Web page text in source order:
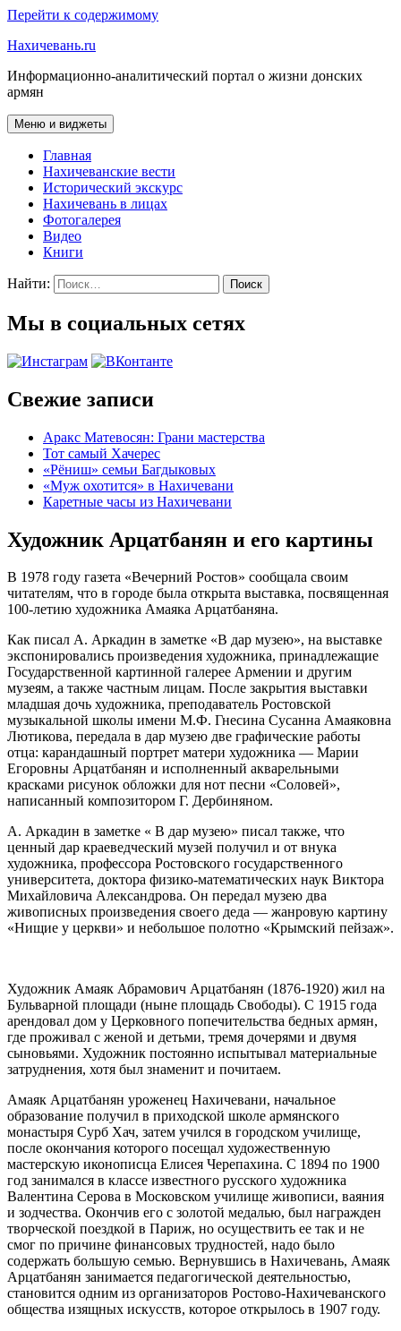
Перейти к содержимому
Нахичевань.ru
Информационно-аналитический портал о жизни донских
армян
Меню и виджеты
Главная
Нахичеванские вести
Исторический экскурс
Нахичевань в лицах
Фотогалерея
Видео
Книги
Найти:
Мы в социальных сетях
Свежие записи
Аракс Матевосян: Грани мастерства
Тот самый Хачерес
«Рёниш» семьи Багдыковых
«Муж охотится» в Нахичевани
Каретные часы из Нахичевани
Художник Арцатбанян и его картины
В 1978 году газета «Вечерний Ростов» сообщала своим
читателям, что в городе была открыта выставка, посвященная
100-летию художника Амаяка Арцатбаняна.
Как писал А. Аркадин в заметке «В дар музею», на выставке
экспонировались произведения художника, принадлежащие
Государственной картинной галерее Армении и другим
музеям, а также частным лицам. После закрытия выставки
младшая дочь художника, преподаватель Ростовской
музыкальной школы имени М.Ф. Гнесина Сусанна Амаяковна
Лютикова, передала в дар музею две графические работы
отца: карандашный портрет матери художника — Марии
Егоровны Арцатбанян и исполненный акварельными
красками рисунок обложки для нот песни «Соловей»,
написанный композитором Г. Дербиняном.
А. Аркадин в заметке « В дар музею» писал также, что
ценный дар краеведческий музей получил и от внука
художника, профессора Ростовского государственного
университета, доктора физико-математических наук Виктора
Михайловича Александрова. Он передал музею два
живописных произведения своего деда — жанровую картину
«Нищие у церкви» и небольшое полотно «Крымский пейзаж».
Художник Амаяк Абрамович Арцатбанян (1876-1920) жил на
Бульварной площади (ныне площадь Свободы). С 1915 года
арендовал дом у Церковного попечительства бедных армян,
где проживал с женой и детьми, тремя дочерями и двумя
сыновьями. Художник постоянно испытывал материальные
затруднения, хотя был знаменит и почитаем.
Амаяк Арцатбанян уроженец Нахичевани, начальное
образование получил в приходской школе армянского
монастыря Сурб Хач, затем учился в городском училище,
после окончания которого посещал художественную
мастерскую иконописца Елисея Черепахина. С 1894 по 1900
год занимался в классе известного русского художника
Валентина Серова в Московском училище живописи, ваяния
и зодчества. Окончив его с золотой медалью, был награжден
творческой поездкой в Париж, но осуществить ее так и не
смог по причине финансовых трудностей, надо было
содержать большую семью. Вернувшись в Нахичевань, Амаяк
Арцатбанян занимается педагогической деятельностью,
становится одним из организаторов Ростово-Нахичеванского
общества изящных искусств, которое открылось в 1907 году.